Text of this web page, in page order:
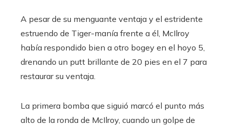
A pesar de su menguante ventaja y el estridente
estruendo de Tiger-manía frente a él, McIlroy
había respondido bien a otro bogey en el hoyo 5,
drenando un putt brillante de 20 pies en el 7 para
restaurar su ventaja.
La primera bomba que siguió marcó el punto más
alto de la ronda de McIlroy, cuando un golpe de